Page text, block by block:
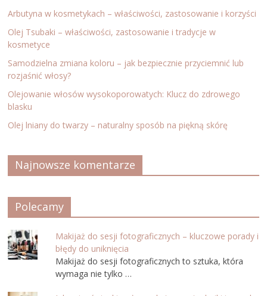
Arbutyna w kosmetykach – właściwości, zastosowanie i korzyści
Olej Tsubaki – właściwości, zastosowanie i tradycje w
kosmetyce
Samodzielna zmiana koloru – jak bezpiecznie przyciemnić lub
rozjaśnić włosy?
Olejowanie włosów wysokoporowatych: Klucz do zdrowego
blasku
Olej lniany do twarzy – naturalny sposób na piękną skórę
Najnowsze komentarze
Polecamy
Makijaż do sesji fotograficznych – kluczowe porady i
błędy do uniknięcia
Makijaż do sesji fotograficznych to sztuka, która
wymaga nie tylko …